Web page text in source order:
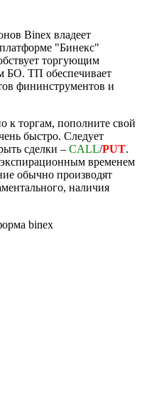
Binex владеет
"Бинекс"
торгующим
БО. ТП обеспечивает
фининструментов и
к торгам, пополните свой
быстро. Следует
сделки – CALL/PUT.
временем
обычно производят
наличия